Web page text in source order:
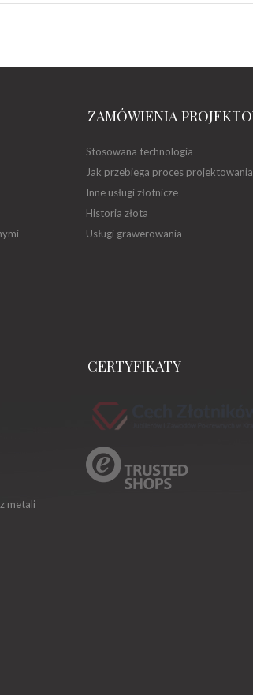
ZAMÓWIENIA
Stosowana technologia
Jak przebiega proces
Inne usługi złotnicze
Historia złota
Usługi grawerowania
metali
CERTYFIKATY